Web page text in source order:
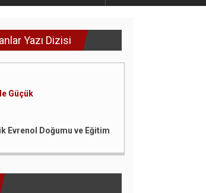
Yazı Dizisi
Güçük
Evrenol Doğumu ve Eğitim